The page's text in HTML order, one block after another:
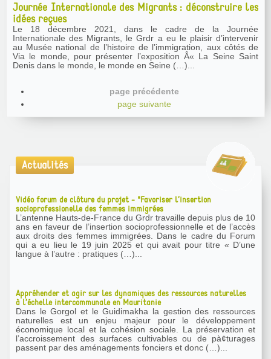
Journée Internationale des Migrants : déconstruire les
idées reçues
Le 18 décembre 2021, dans le cadre de la Journée
Internationale des Migrants, le Grdr a eu le plaisir d’intervenir
au Musée national de l’histoire de l’immigration, aux côtés de
Via le monde, pour présenter l’exposition Â« La Seine Saint
Denis dans le monde, le monde en Seine (…)...
page précédente
page suivante
Actualités
Vidéo forum de clôture du projet - "Favoriser l’insertion
socioprofessionelle des femmes immigrées
L’antenne Hauts-de-France du Grdr travaille depuis plus de 10
ans en faveur de l’insertion socioprofessionnelle et de l’accès
aux droits des femmes immigrées. Dans le cadre du Forum
qui a eu lieu le 19 juin 2025 et qui avait pour titre « D’une
langue à l’autre : pratiques (…)...
Appréhender et agir sur les dynamiques des ressources naturelles
à l’échelle intercommunale en Mauritanie
Dans le Gorgol et le Guidimakha la gestion des ressources
naturelles est un enjeu majeur pour le développement
économique local et la cohésion sociale. La préservation et
l’accroissement des surfaces cultivables ou de pà¢turages
passent par des aménagements fonciers et donc (…)...